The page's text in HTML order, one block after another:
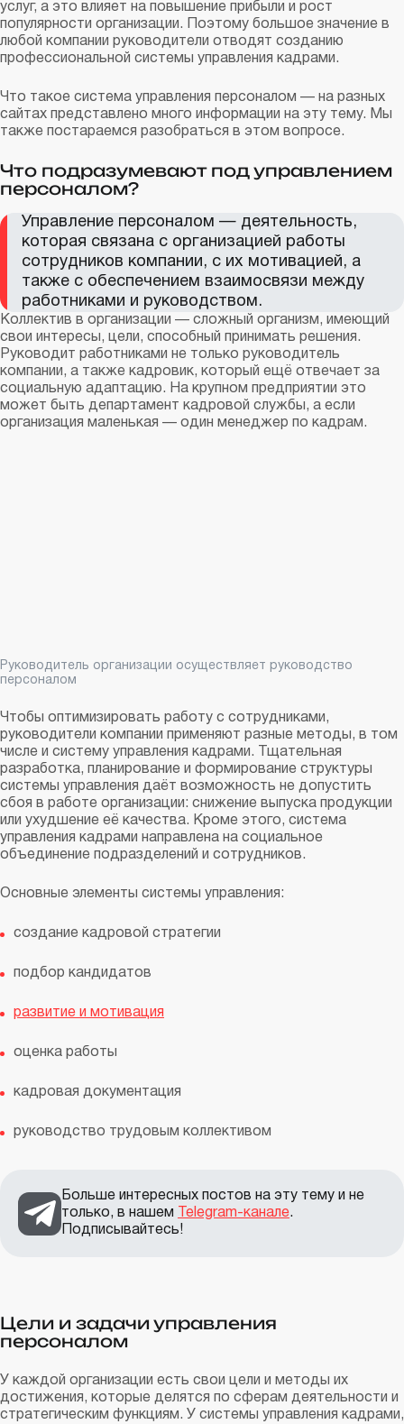
услуг, а это влияет на повышение прибыли и рост
популярности организации. Поэтому большое значение в
любой компании руководители отводят созданию
профессиональной системы управления кадрами.
Что такое система управления персоналом — на разных
сайтах представлено много информации на эту тему. Мы
также постараемся разобраться в этом вопросе.
Что подразумевают под управлением
персоналом?
Управление персоналом — деятельность,
которая связана с организацией работы
сотрудников компании, с их мотивацией, а
также с обеспечением взаимосвязи между
работниками и руководством.
Коллектив в организации — сложный организм, имеющий
свои интересы, цели, способный принимать решения.
Руководит работниками не только руководитель
компании, а также кадровик, который ещё отвечает за
социальную адаптацию. На крупном предприятии это
может быть департамент кадровой службы, а если
организация маленькая — один менеджер по кадрам.
Руководитель организации осуществляет руководство
персоналом
Чтобы оптимизировать работу с сотрудниками,
руководители компании применяют разные методы, в том
числе и систему управления кадрами. Тщательная
разработка, планирование и формирование структуры
системы управления даёт возможность не допустить
сбоя в работе организации: снижение выпуска продукции
или ухудшение её качества. Кроме этого, система
управления кадрами направлена на социальное
объединение подразделений и сотрудников.
Основные элементы системы управления:
создание кадровой стратегии
подбор кандидатов
развитие и мотивация
оценка работы
кадровая документация
руководство трудовым коллективом
Больше интересных постов на эту тему и не
только, в нашем
Telegram-канале.
Подписывайтесь!
Цели и задачи управления
персоналом
У каждой организации есть свои цели и методы их
достижения, которые делятся по сферам деятельности и
стратегическим функциям. У системы управления кадрами,